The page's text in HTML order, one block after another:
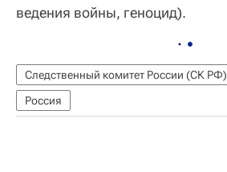
ведения войны, геноцид).
Следственный комитет России (СК РФ)
Россия